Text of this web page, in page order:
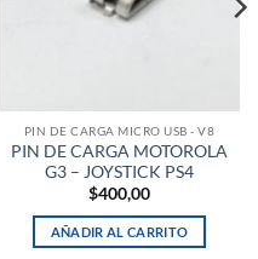
PIN DE CARGA MICRO USB - V8
PIN DE CARGA MOTOROLA
G3 – JOYSTICK PS4
$400,00
AÑADIR AL CARRITO